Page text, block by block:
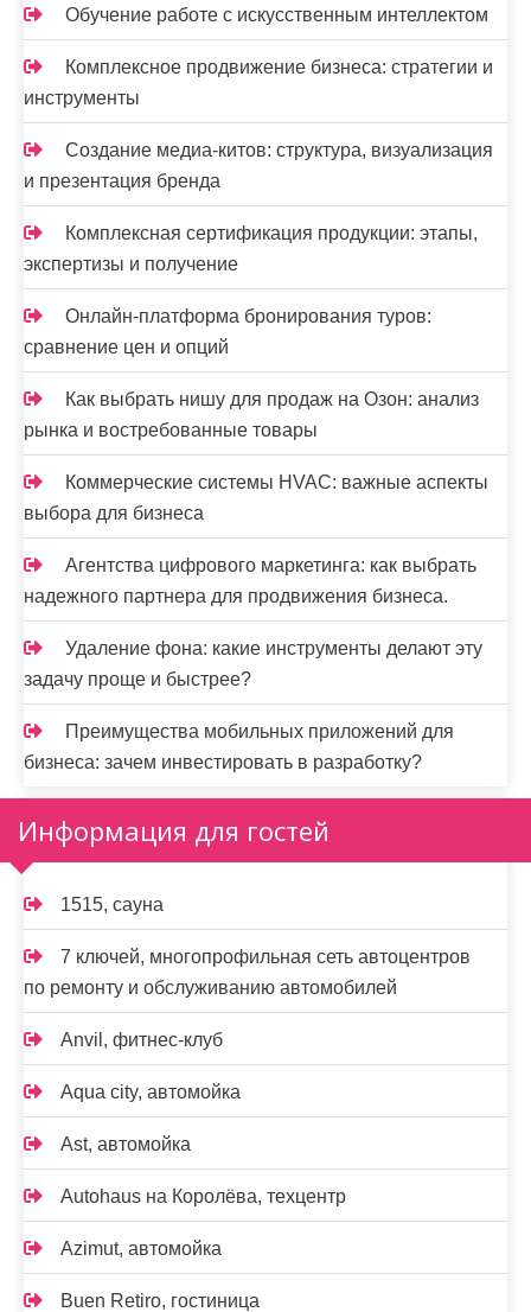
м
Обучение работе с искусственным интеллектом
Комплексное продвижение бизнеса: стратегии и
инструменты
Создание медиа-китов: структура, визуализация
и презентация бренда
Комплексная сертификация продукции: этапы,
экспертизы и получение
Онлайн-платформа бронирования туров:
сравнение цен и опций
Как выбрать нишу для продаж на Озон: анализ
рынка и востребованные товары
Коммерческие системы HVAC: важные аспекты
выбора для бизнеса
Агентства цифрового маркетинга: как выбрать
надежного партнера для продвижения бизнеса.
Удаление фона: какие инструменты делают эту
задачу проще и быстрее?
Преимущества мобильных приложений для
бизнеса: зачем инвестировать в разработку?
Информация для гостей
1515, сауна
7 ключей, многопрофильная сеть автоцентров
по ремонту и обслуживанию автомобилей
Anvil, фитнес-клуб
Aqua city, автомойка
Ast, автомойка
Autohaus на Королёва, техцентр
Azimut, автомойка
Buen Retiro, гостиница